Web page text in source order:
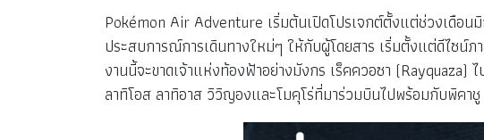
Pokémon Air Adventure เริ่มต้นเปิดโปรเจกต์ตั้งแต่ช่วงเดือ
ประสบการณ์การเดินทางใหม่ๆ ให้กับผู้โดยสาร เริ่มตั้งแต่ดีไซ
งานนี้จะขาดเจ้าแห่งท้องฟ้าอย่างมังกร เร็คควอซา
ลาทิโอส ลาทิอาส วิวิญองและโมคุโร่ที่มาร่วมบินไปพร้อมกับพิคา